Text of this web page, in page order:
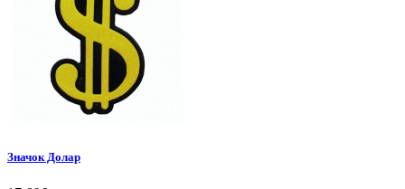
Значок Долар